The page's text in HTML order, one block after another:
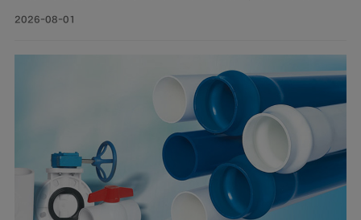
流体输送管道领域，为解决煤矿井下钢制管道腐蚀严重、
层、钢帘线增强层、聚乙烯外管层复合而成。
2026-08-01